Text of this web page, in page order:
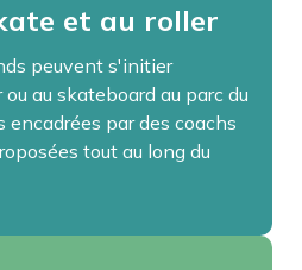
et au roller
peuvent s'initier
au skateboard au parc du
encadrées par des coachs
tout au long du